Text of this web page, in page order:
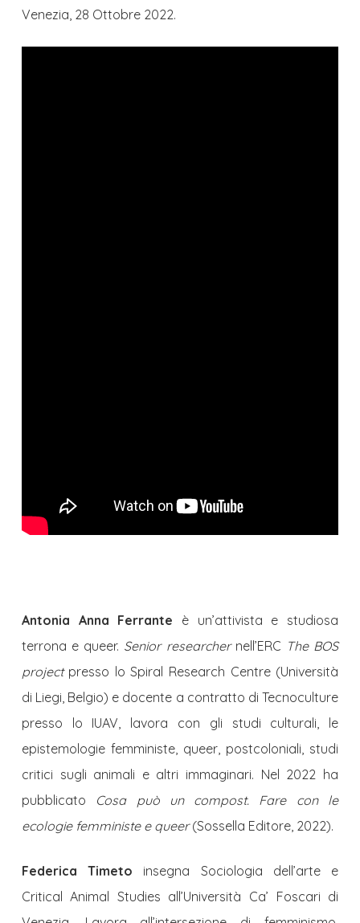
Venezia, 28 Ottobre 2022.
Antonia Anna Ferrante è un’attivista e studiosa
terrona e queer. Senior researchernell’ERC The BOS
projectpresso lo Spiral Research Centre (Università
di Liegi, Belgio) e docente a contratto di Tecnoculture
presso lo IUAV, lavora con gli studi culturali, le
epistemologie femministe, queer, postcoloniali, studi
critici sugli animali e altri immaginari. Nel 2022 ha
pubblicato Cosa può un compost. Fare con le
ecologie femministe e queer(Sossella Editore, 2022).
Federica Timeto insegna Sociologia dell’arte e
Critical Animal Studies all’Università Ca’ Foscari di